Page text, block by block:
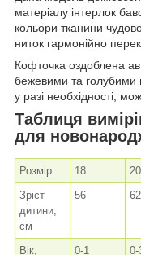
матеріалу інтерлок
кольори тканини
ниток гармонійно
Кофточка оздоблена
бежевими та голубими
у разі необхідності,
Таблиця
для
Розмір 18 20
Зріст
дитини,
см
56 62
Вік,
0-1 0-